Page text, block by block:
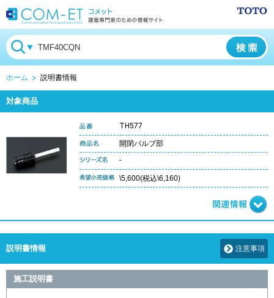
ホーム 説明書情報
対象商品
TH577
開閉バルブ部
-
\5,600(税込\6,160)
説明書情報 注意事項
施工説明書